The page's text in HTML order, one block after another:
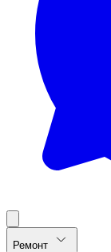
Ремонт